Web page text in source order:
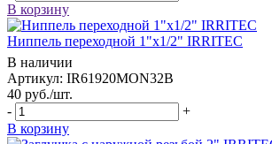
В корзину
Ниппель переходной 1"x1/2" IRRITEC
В наличии
Артикул: IR61920MON32B
40 руб./шт.
-
+
В корзину